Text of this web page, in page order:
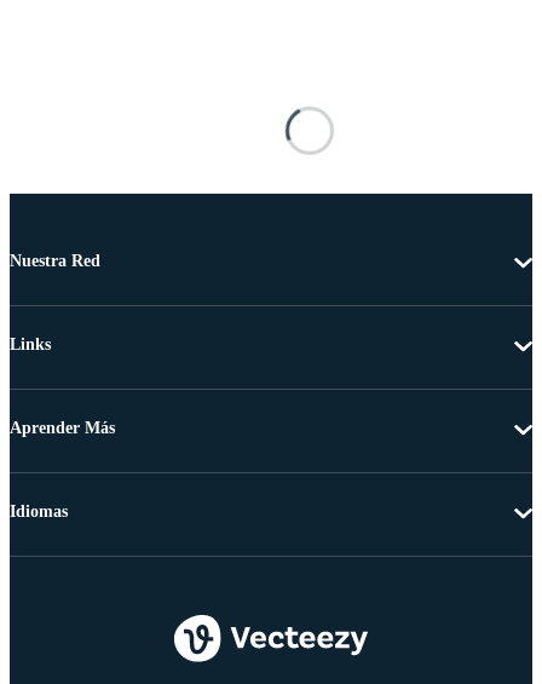
Nuestra Red
Links
Aprender Más
Idiomas